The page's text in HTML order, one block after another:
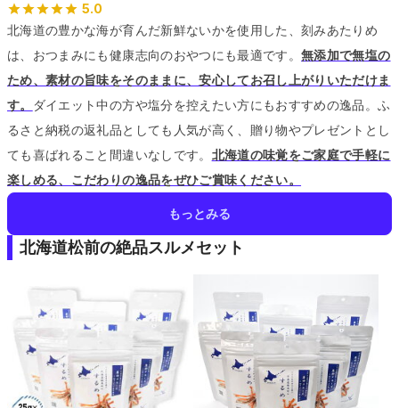
5.0
北海道の豊かな海が育んだ新鮮ないかを使用した、刻みあたりめ
は、おつまみにも健康志向のおやつにも最適です。無添加で無塩の
ため、素材の旨味をそのままに、安心してお召し上がりいただけま
す。
ダイエット中の方や塩分を控えたい方にもおすすめの逸品。ふ
るさと納税の返礼品としても人気が高く、贈り物やプレゼントとし
ても喜ばれること間違いなしです。 北海道の味覚をご家庭で手軽に
楽しめる、こだわりの逸品をぜひご賞味ください。
もっとみる
北海道松前の絶品スルメセット